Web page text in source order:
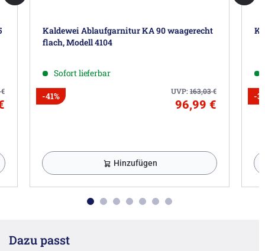
Herstellerinformationen
Franz Kaldewei GmbH & Co. KG, Beckumer Str. 33-35,
59229 Ahlen DE, customerservice@kaldewei.com
€
Kaldewei Ablaufgarnitur KA 90 waagerecht
flach, Modell 4104
Sofort lieferbar
UVP:163,03€
-41%
96,99 €
Hinzufügen
-
Dazu passt